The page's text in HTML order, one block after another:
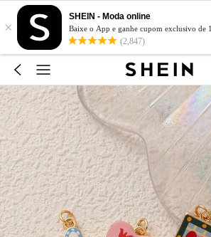
×
SHEIN - Moda online
Baixe o App e ganhe cupom exclusivo de
(2,847)